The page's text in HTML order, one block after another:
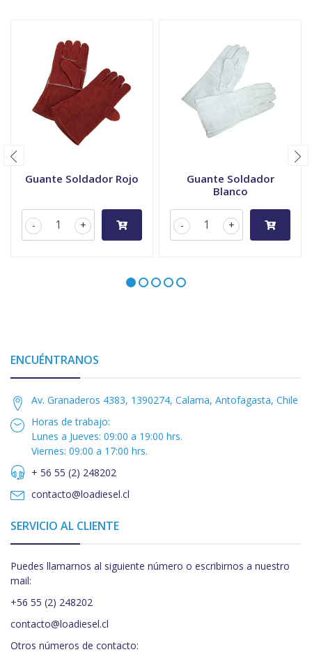
Guante Soldador Rojo
+
-
Guante Soldador
Blanco
+
-
ENCUÉNTRANOS
Av. Granaderos 4383, 1390274, Calama, Antofagasta, Chile
Horas de trabajo:
Lunes a Jueves: 09:00 a 19:00 hrs.
Viernes: 09:00 a 17:00 hrs.
+ 56 55 (2) 248202
contacto@loadiesel.cl
SERVICIO AL CLIENTE
Puedes llamarnos al siguiente número o escribirnos a nuestro
mail:
+56 55 (2) 248202
contacto@loadiesel.cl
Otros números de contacto: